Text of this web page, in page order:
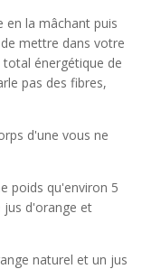
en la mâchant puis
mettre dans votre
énergétique de
pas des fibres,
d'une vous ne
poids qu'environ 5
jus d'orange et
naturel et un jus